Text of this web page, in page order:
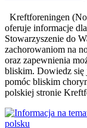
Kreftforeningen
oferuje informacje
Stowarzyszenie do
zachorowaniom na
oraz zapewnienia
bliskim. Dowiedz się
pomóc bliskim
polskiej stronie